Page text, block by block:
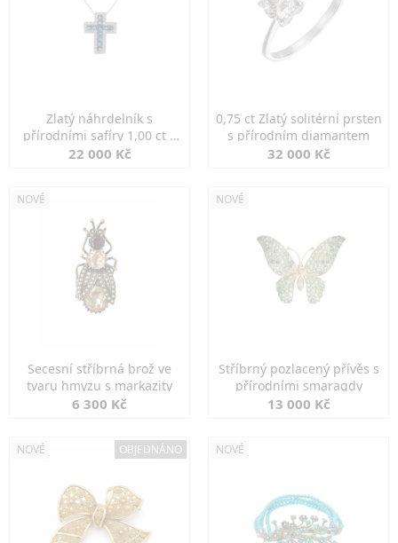
Zlatý náhrdelník s
přírodními safíry 1,00 ct a
diamanty
22 000 Kč
0,75 ct Zlatý solitérní prsten
s přírodním diamantem
32 000 Kč
NOVÉ
Secesní stříbrná brož ve
tvaru hmyzu s markazity
6 300 Kč
NOVÉ
Stříbrný pozlacený přívěs s
přírodními smaragdy
13 000 Kč
NOVÉ OBJEDNÁNO NOVÉ